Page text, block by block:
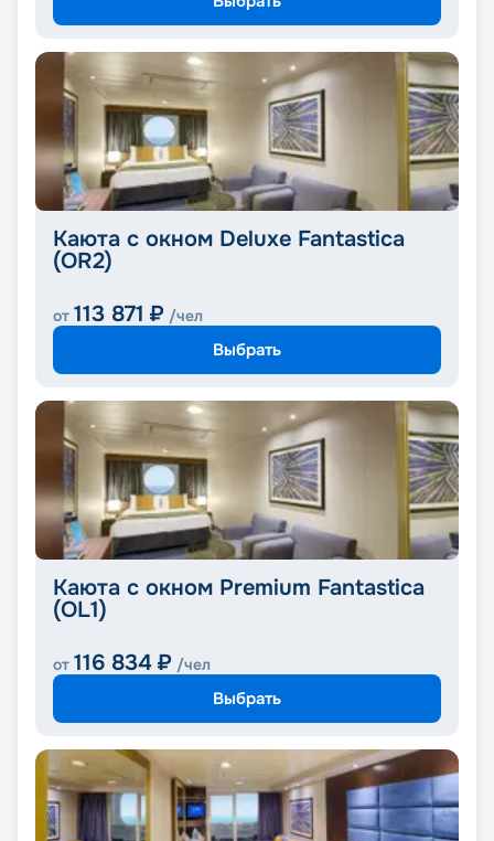
Каюта с окном Deluxe Fantastica
(OR2)
от 113 871 ₽ /чел
Выбрать
Каюта с окном Premium Fantastica
(OL1)
от 116 834 ₽ /чел
Выбрать